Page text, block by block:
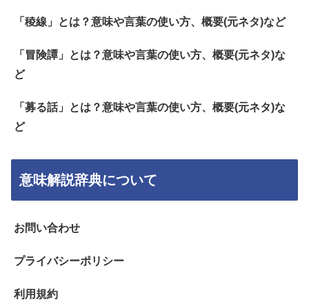
「稜線」とは？意味や言葉の使い方、概要(元ネタ)など
「冒険譚」とは？意味や言葉の使い方、概要(元ネタ)な
ど
「募る話」とは？意味や言葉の使い方、概要(元ネタ)な
ど
意味解説辞典について
お問い合わせ
プライバシーポリシー
利用規約